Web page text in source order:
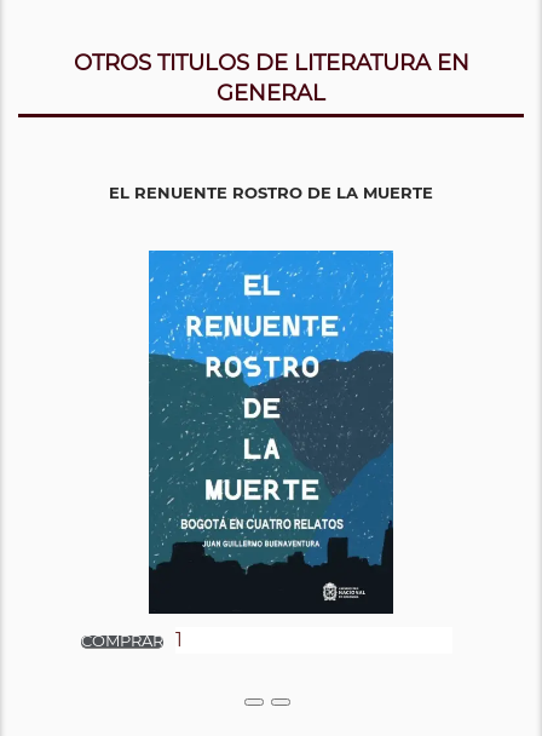
OTROS TITULOS DE LITERATURA EN
GENERAL
EL RENUENTE ROSTRO DE LA MUERTE